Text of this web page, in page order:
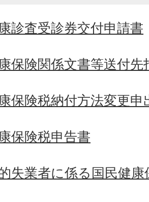
診査受診券交付申請書
保険関係文書等送付先
保険税納付方法変更申
保険税申告書
失業者に係る国民健